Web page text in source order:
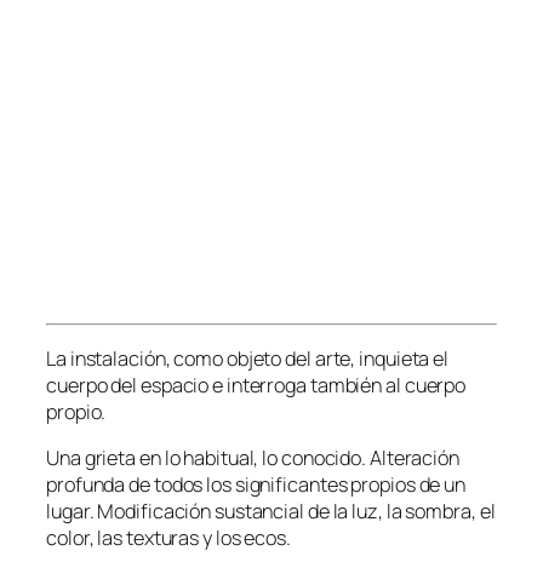
La instalación, como objeto del arte, inquieta el
cuerpo del espacio e interroga también al cuerpo
propio.
Una grieta en lo habitual, lo conocido. Alteración
profunda de todos los significantes propios de un
lugar. Modificación sustancial de la luz, la sombra, el
color, las texturas y los ecos.